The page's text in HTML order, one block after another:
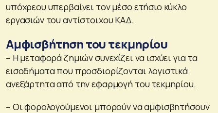
υπόχρεου υπερβαίνει τον μέσο ετήσιο κύκλο
εργασιών του αντίστοιχου ΚΑΔ.
Αμφισβήτηση του τεκμηρίου
– Η μεταφορά ζημιών συνεχίζει να ισχύει για τα
εισοδήματα που προσδιορίζονται λογιστικά
ανεξάρτητα από την εφαρμογή του τεκμηρίου.
– Οι φορολογούμενοι μπορούν να αμφισβητήσουν